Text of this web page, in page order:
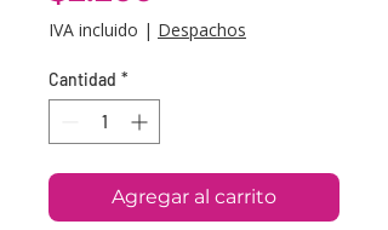
IVA incluido | Despachos
Cantidad *
Agregar al carrito